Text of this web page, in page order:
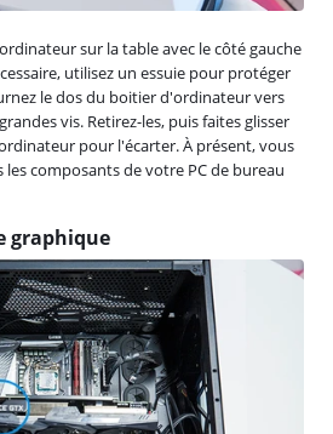
sur la table avec le côté gauche
utilisez un essuie pour protéger
le dos du boitier d'ordinateur vers
vis. Retirez-les, puis faites glisser
pour l'écarter. À présent, vous
composants de votre PC de bureau
graphique